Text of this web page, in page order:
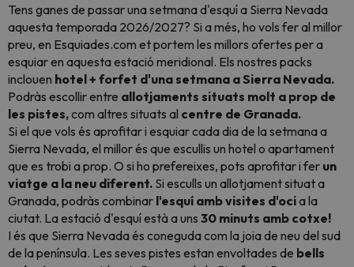
Tens ganes de passar una setmana d'esquí a Sierra Nevada
aquesta temporada 2026/2027? Si a més, ho vols fer al millor
preu, en Esquiades.com et portem les millors ofertes per a
esquiar en aquesta estació meridional. Els nostres packs
inclouen hotel + forfet d'una setmana a Sierra Nevada.
Podràs escollir entre allotjaments situats molt a prop de
les pistes,com altres situats al centre de Granada.
Si el que vols és aprofitar i esquiar cada dia de la setmana a
Sierra Nevada, el millor és que escullis un hotel o apartament
que es trobi a prop. O si ho prefereixes, pots aprofitar i fer un
viatge a la neu diferent. Si esculls un allotjament situat a
Granada, podràs combinar l'esquí amb visites d'ocia la
ciutat. La estació d'esquí està a uns 30 minuts amb cotxe!
I és que Sierra Nevada és coneguda com la joia de neu del sud
de la península. Les seves pistes estan envoltades de bells